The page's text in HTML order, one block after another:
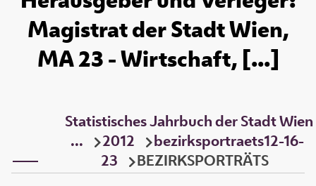
Magistrat der Stadt Wien,
MA 23 - Wirtschaft, [...]
Statistisches Jahrbuch der Stadt Wien
...
2012
bezirksportraets12-16-
23
BEZIRKSPORTRÄTS